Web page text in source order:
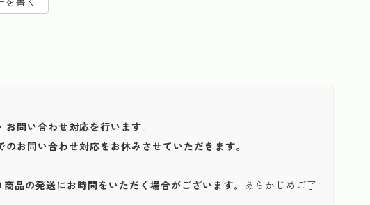
問い合わせ対応を行います。
お問い合わせ対応をお休みさせていただきます。
品の発送にお時間をいただく場合がございます。
あらかじめご了